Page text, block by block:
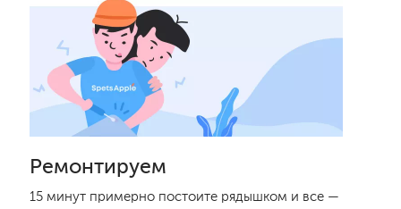
Ремонтируем
15 минут примерно постоите рядышком и все —